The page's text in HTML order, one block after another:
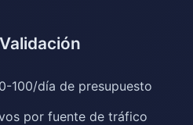
100/día de presupuesto
por fuente de tráfico